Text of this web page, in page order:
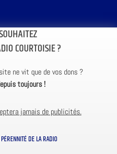
COURTOISIE ?
ne vit que de vos dons ?
toujours !
jamais de publicités.
DE LA RADIO